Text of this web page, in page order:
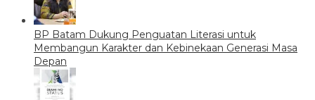
BP Batam Dukung Penguatan Literasi untuk
Membangun Karakter dan Kebinekaan Generasi Masa
Depan